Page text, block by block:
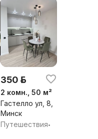
350 р.
2 комн., 50 м²
Гастелло ул, 8,
Минск
Путешествия•